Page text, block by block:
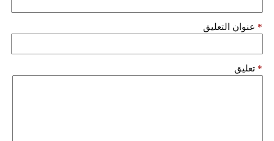
عنوان التعليق *
تعليق *